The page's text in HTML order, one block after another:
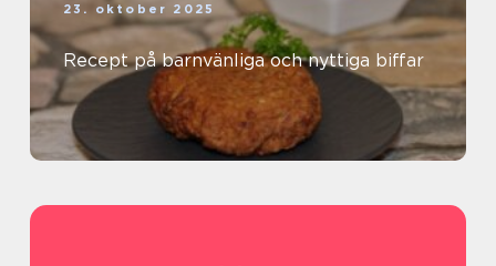
23. oktober 2025
Recept på barnvänliga och nyttiga biffar